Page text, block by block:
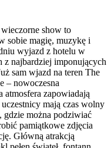
show to
sobie magię, muzykę i
wyjazd z hotelu w
z najbardziej imponujących
sam wjazd na teren The
– nowoczesna
atmosfera zapowiadają
mają czas wolny
gdzie można podziwiać
pamiątkowe zdjęcia
Główną atrakcją